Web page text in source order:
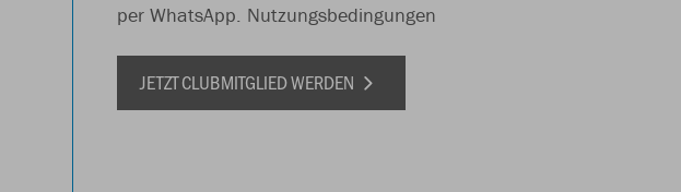
per WhatsApp. Nutzungsbedingungen
JETZT CLUBMITGLIED WERDEN